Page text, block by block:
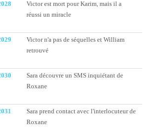
Victor est mort pour Karim, mais il a
réussi un miracle
Victor n'a pas de séquelles et William
retrouvé
Sara découvre un SMS inquiétant de
Roxane
Sara prend contact avec l'interlocuteur de
Roxane